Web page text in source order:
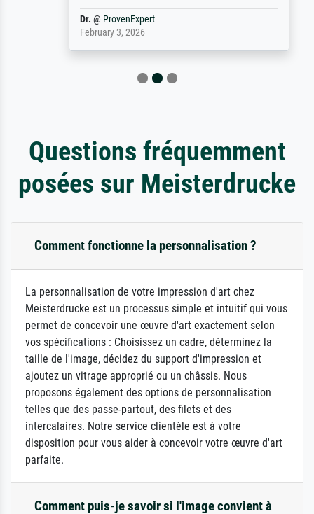
@ProvenExpert
February 3, 2026
Questions fréquemment
posées sur Meisterdrucke
Comment fonctionne la personnalisation ?
La personnalisation de votre impression d'art chez
Meisterdrucke est un processus simple et intuitif qui vous
permet de concevoir une œuvre d'art exactement selon
vos spécifications : Choisissez un cadre, déterminez la
taille de l'image, décidez du support d'impression et
ajoutez un vitrage approprié ou un châssis. Nous
proposons également des options de personnalisation
telles que des passe-partout, des filets et des
intercalaires. Notre service clientèle est à votre
disposition pour vous aider à concevoir votre œuvre d'art
parfaite.
Comment puis-je savoir si l'image convient à